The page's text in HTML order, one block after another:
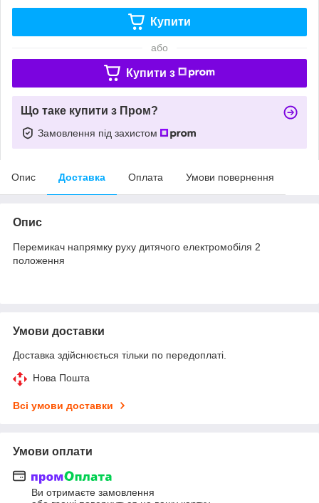
Купити
або
Купити з
Що таке купити з Пром?
Замовлення під захистом
Опис Доставка Оплата Умови повернення
Опис
Перемикач напрямку руху дитячого електромобіля 2
положення
Умови доставки
Доставка здійснюється тільки по передоплаті.
Нова Пошта
Всі умови доставки
Умови оплати
Ви отримаєте замовлення